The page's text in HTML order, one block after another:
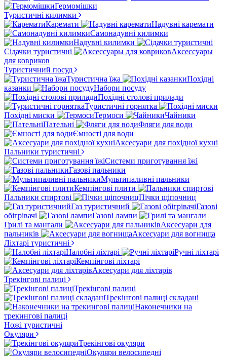
Гермомішки
Туристичні килимки
Каремати
Надувні каремати
Самонадувні килимки
Надувні килимки
Сідачки туристичні
Аксессуары
для ковриков
Туристичний посуд
Туристична їжа
Похідні
казанки
Набори посуду
Похідні столові прилади
Туристичні горнятка
Похідні миски
Термоси
Чайники
Пательні
Фляги для води
Ємності для води
Аксесуари для похідної кухні
Пальники туристичні
Системи приготування їжі
Газові пальники
Мультипаливні пальники
Кемпінгові плити
Пальники спиртові
Пічки щіпочниц
Газ туристичний
Газові
обігрівачі
Газові лампи
Грилі та мангали
Аксесуари для
пальників
Аксесуари для вогнища
Ліхтарі туристичні
Налобні ліхтарі
Ручні ліхтарі
Кемпінгові ліхтарі
Аксесуари для ліхтарів
Трекінгові палиці
Трекінгові палиці
Трекінгові палиці складані
Наконечники на
трекингові палиці
Ножі туристичні
Окуляри
Трекінгові окуляри
Окуляри велосипедні